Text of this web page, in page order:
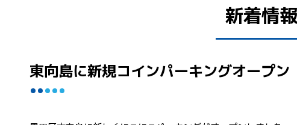
新着情報
東向島に新規コインパーキングオープン